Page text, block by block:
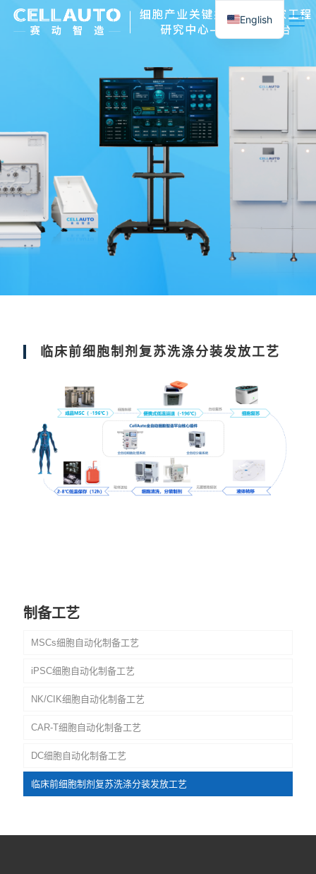
临床前细胞制剂复苏洗涤分装发放工艺
制备工艺
MSCs细胞自动化制备工艺
iPSC细胞自动化制备工艺
NK/CIK细胞自动化制备工艺
CAR-T细胞自动化制备工艺
DC细胞自动化制备工艺
临床前细胞制剂复苏洗涤分装发放工艺
English